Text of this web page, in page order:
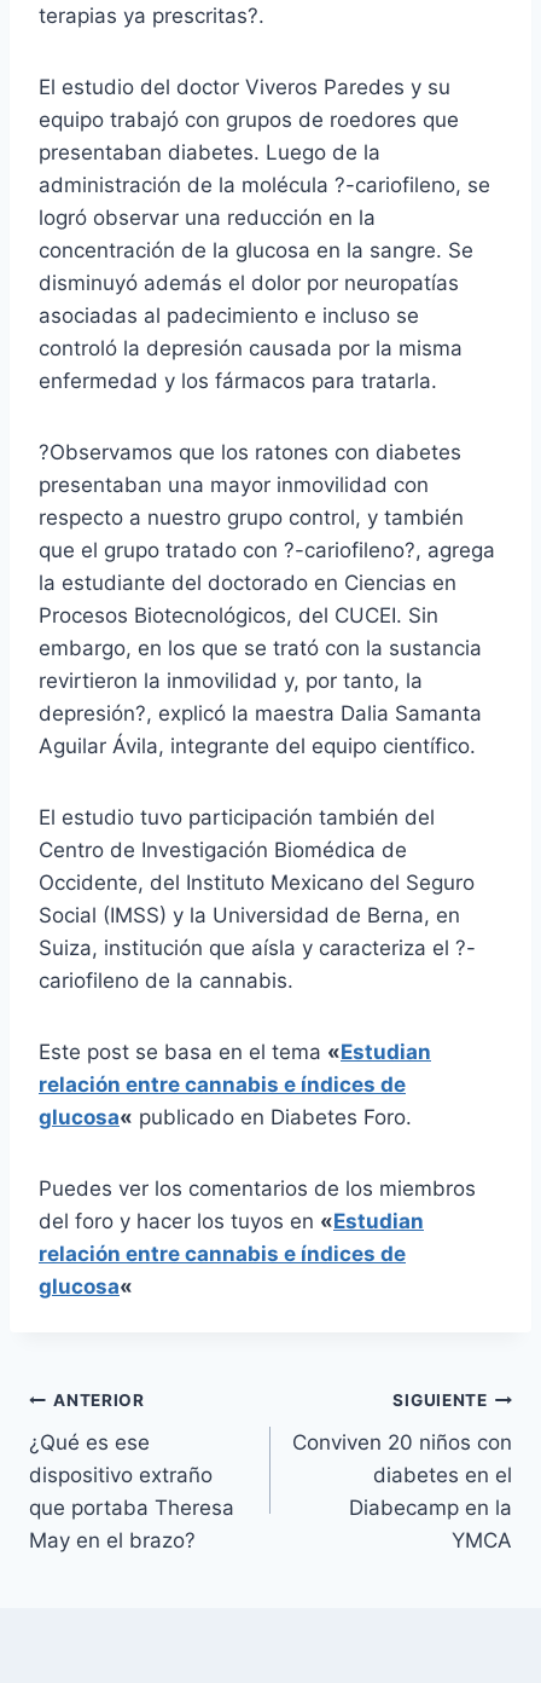
terapias ya prescritas?.
El estudio del doctor Viveros Paredes y su
equipo trabajó con grupos de roedores que
presentaban diabetes. Luego de la
administración de la molécula ?-cariofileno, se
logró observar una reducción en la
concentración de la glucosa en la sangre. Se
disminuyó además el dolor por neuropatías
asociadas al padecimiento e incluso se
controló la depresión causada por la misma
enfermedad y los fármacos para tratarla.
?Observamos que los ratones con diabetes
presentaban una mayor inmovilidad con
respecto a nuestro grupo control, y también
que el grupo tratado con ?-cariofileno?, agrega
la estudiante del doctorado en Ciencias en
Procesos Biotecnológicos, del CUCEI. Sin
embargo, en los que se trató con la sustancia
revirtieron la inmovilidad y, por tanto, la
depresión?, explicó la maestra Dalia Samanta
Aguilar Ávila, integrante del equipo científico.
El estudio tuvo participación también del
Centro de Investigación Biomédica de
Occidente, del Instituto Mexicano del Seguro
Social (IMSS) y la Universidad de Berna, en
Suiza, institución que aísla y caracteriza el ?-
cariofileno de la cannabis.
Este post se basa en el tema «Estudian
relación entre cannabis e índices de
glucosa« publicado en Diabetes Foro.
Puedes ver los comentarios de los miembros
del foro y hacer los tuyos en «Estudian
relación entre cannabis e índices de
glucosa«
Navegación
de
entradas
ANTERIOR
¿Qué es ese
dispositivo extraño
que portaba Theresa
May en el brazo?
SIGUIENTE
Conviven 20 niños con
diabetes en el
Diabecamp en la
YMCA